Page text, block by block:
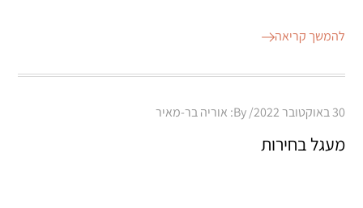
להמשך קריאה
Posted
30 באוקטובר 2022 By: אוריה בר-מאיר
מעגל בחירות